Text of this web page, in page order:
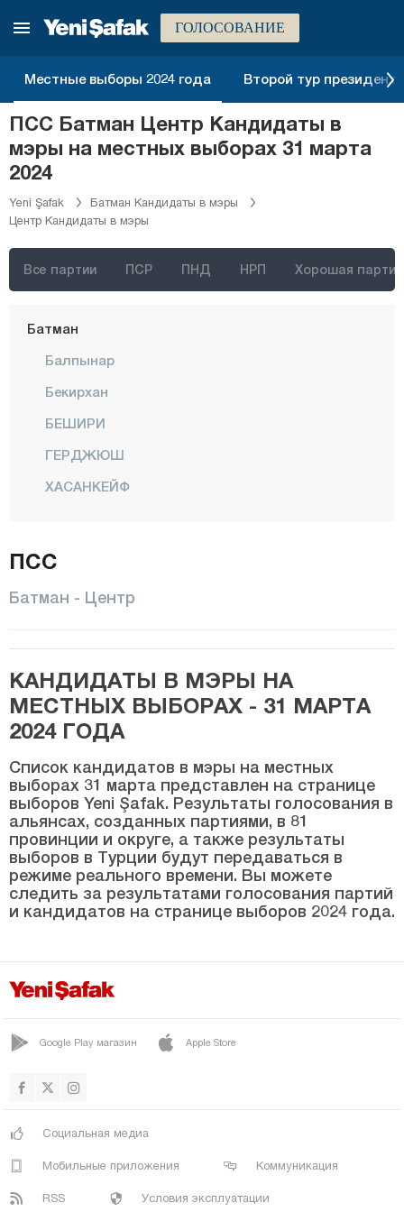
ГОЛОСОВАНИЕ
Местные выборы 2024 года Второй тур
ПСС Батман Центр Кандидаты в
мэры на местных выборах 31 марта
2024
Yeni Şafak
Батман Кандидаты в мэры
Центр Кандидаты в мэры
Все партии ПСР ПНД НРП Хорошая партия
Агры
Амасья
Анталия
Ардахан
Артвин
Айдын
Бартын
Батман
Балпынар
Бекирхан
БЕШИРИ
ГЕРДЖЮШ
ХАСАНКЕЙФ
САСОН
Юджебаг
Байбурт
Биледжик
Бингёль
Битлис
Болу
Бурдур
Бурса
Чанкыры
Чорум
Дюздже
ПСС
Батман - Центр
КАНДИДАТЫ В МЭРЫ НА
МЕСТНЫХ ВЫБОРАХ - 31 МАРТА
2024 ГОДА
Список кандидатов в мэры на местных
выборах 31 марта представлен на странице
выборов Yeni Şafak. Результаты голосования в
альянсах, созданных партиями, в 81
провинции и округе, а также результаты
выборов в Турции будут передаваться в
режиме реального времени. Вы можете
следить за результатами голосования партий
и кандидатов на странице выборов 2024 года.
Google Play магазин Apple Store
Социальная медиа
Мобильные приложения Коммуникация
RSS Условия эксплуатации